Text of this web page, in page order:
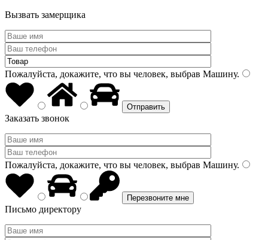
Вызвать замерщика
Пожалуйста, докажите, что вы человек, выбрав Машину.
Заказать звонок
Пожалуйста, докажите, что вы человек, выбрав Машину.
Письмо директору